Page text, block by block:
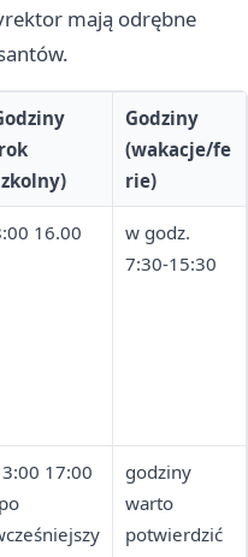
mają odrębne
Godziny
(wakacje/fe
rie)
16.00
w godz.
7:30-15:30
17:00
godziny
warto
potwierdzić